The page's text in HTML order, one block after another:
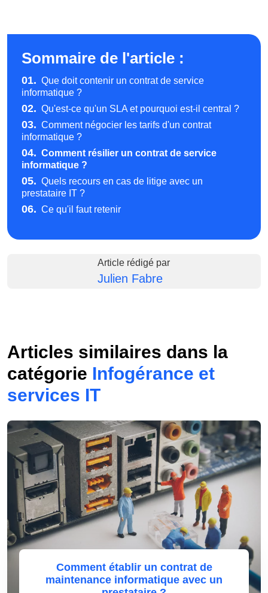
Sommaire de l'article :
01. Que doit contenir un contrat de service
informatique ?
02. Qu'est-ce qu'un SLA et pourquoi est-il central ?
03. Comment négocier les tarifs d'un contrat
informatique ?
04. Comment résilier un contrat de service
informatique ?
05. Quels recours en cas de litige avec un
prestataire IT ?
06. Ce qu'il faut retenir
Article rédigé par
Julien Fabre
Articles similaires dans la
catégorie Infogérance et
services IT
Comment établir un contrat de
maintenance informatique avec un